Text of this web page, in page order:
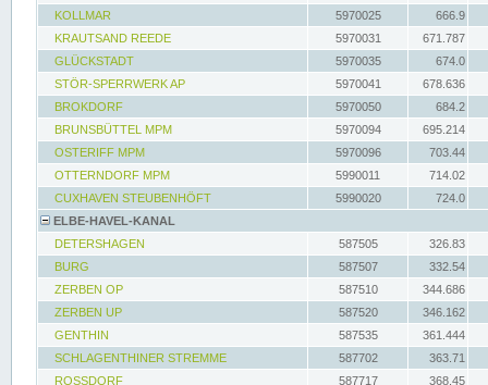
KOLLMAR
5970025
666.9
KRAUTSAND REEDE
5970031
671.787
GLÜCKSTADT
5970035
674.0
STÖR-SPERRWERK AP
5970041
678.636
BROKDORF
5970050
684.2
BRUNSBÜTTEL MPM
5970094
695.214
OSTERIFF MPM
5970096
703.44
OTTERNDORF MPM
5990011
714.02
CUXHAVEN STEUBENHÖFT
5990020
724.0
ELBE-HAVEL-KANAL
DETERSHAGEN
587505
326.83
BURG
587507
332.54
ZERBEN OP
587510
344.686
ZERBEN UP
587520
346.162
GENTHIN
587535
361.444
SCHLAGENTHINER STREMME
587702
363.71
ROSSDORF
587717 368.45